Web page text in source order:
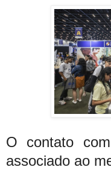
O contato
associado ao